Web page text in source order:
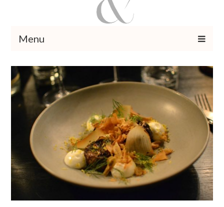
Menu
Recettes
Vins et cocktails
Restaurants – Sorties
Food Trotter